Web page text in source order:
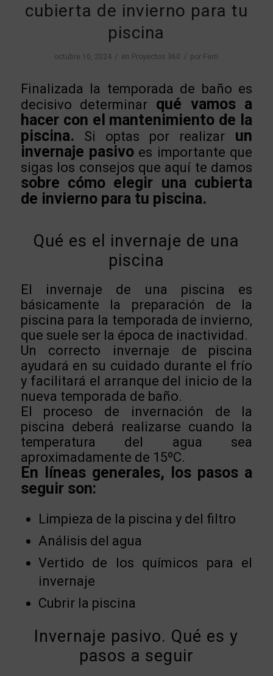
cubierta de invierno para tu
piscina
octubre 10, 2024 / en Proyectos 360 / por Ferri
Finalizada la temporada de baño es
decisivo determinar qué vamos a
hacer con el mantenimiento de la
piscina. Si optas por realizar un
invernaje pasivo es importante que
sigas los consejos que aquí te damos
sobre cómo elegir una cubierta
de invierno para tu piscina.
Qué es el invernaje de una
piscina
El invernaje de una piscina es
básicamente la preparación de la
piscina para la temporada de invierno,
que suele ser la época de inactividad.
Un correcto invernaje de piscina
ayudará en su cuidado durante el frío
y facilitará el arranque del inicio de la
nueva temporada de baño.
El proceso de invernación de la
piscina deberá realizarse cuando la
temperatura del agua sea
aproximadamente de 15ºC.
En líneas generales, los pasos a
seguir son:
Limpieza de la piscina y del filtro
Análisis del agua
Vertido de los químicos para el
invernaje
Cubrir la piscina
Invernaje pasivo. Qué es y
pasos a seguir